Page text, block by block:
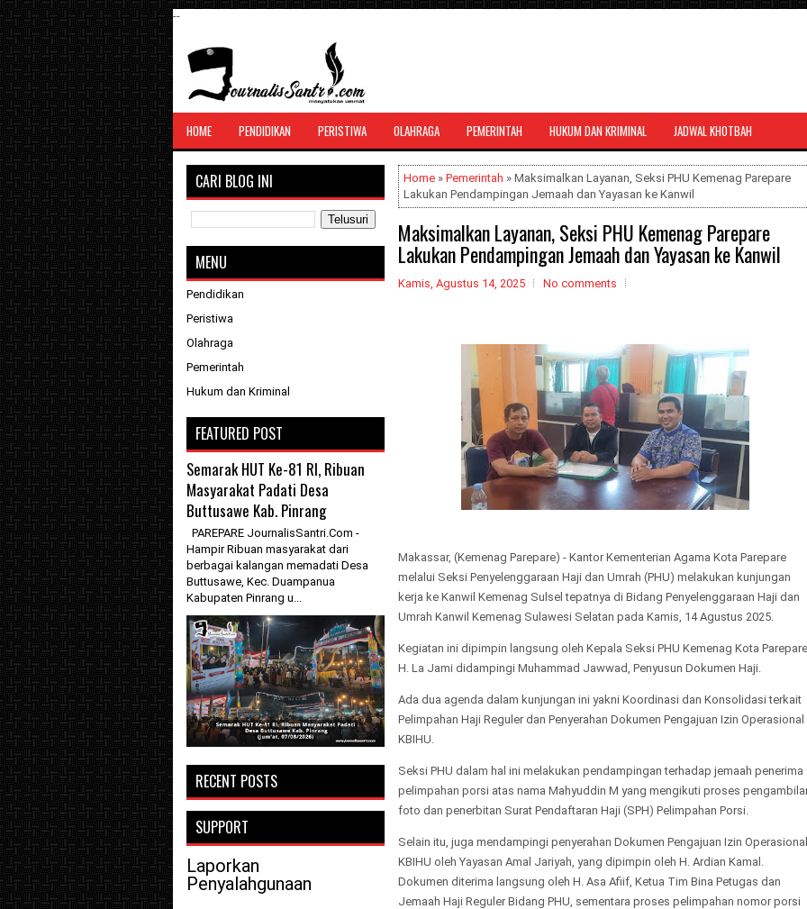
--
SANTRI JURNALIS
Menghimpun seluruh berita, tulisan, jurnal bernuansa agama yang dapat
HOME PENDIDIKAN PERISTIWA OLAHRAGA PEMERINTAH HUKUM DAN KRIMINAL JADWAL KHOTBAH
Home » Pemerintah » Maksimalkan Layanan, Seksi PHU Kemenag Parepare
Lakukan Pendampingan Jemaah dan Yayasan ke Kanwil
Maksimalkan Layanan, Seksi PHU Kemenag Parepare
Lakukan Pendampingan Jemaah dan Yayasan ke Kanwil
Kamis, Agustus 14, 2025 No comments
Makassar, (Kemenag Parepare) - Kantor Kementerian Agama Kota Parepare
melalui Seksi Penyelenggaraan Haji dan Umrah (PHU) melakukan kunjungan
kerja ke Kanwil Kemenag Sulsel tepatnya di Bidang Penyelenggaraan Haji dan
Umrah Kanwil Kemenag Sulawesi Selatan pada Kamis, 14 Agustus 2025.
Kegiatan ini dipimpin langsung oleh Kepala Seksi PHU Kemenag Kota
H. La Jami didampingi Muhammad Jawwad, Penyusun Dokumen Haji.
Ada dua agenda dalam kunjungan ini yakni Koordinasi dan Konsolidasi terkait
Pelimpahan Haji Reguler dan Penyerahan Dokumen Pengajuan Izin Operasional
KBIHU.
Seksi PHU dalam hal ini melakukan pendampingan terhadap jemaah penerima
pelimpahan porsi atas nama Mahyuddin M yang mengikuti proses
foto dan penerbitan Surat Pendaftaran Haji (SPH) Pelimpahan Porsi.
Selain itu, juga mendampingi penyerahan Dokumen Pengajuan Izin Operasional
KBIHU oleh Yayasan Amal Jariyah, yang dipimpin oleh H. Ardian Kamal.
Dokumen diterima langsung oleh H. Asa Afiif, Ketua Tim Bina Petugas dan
Jemaah Haji Reguler Bidang PHU, sementara proses pelimpahan nomor porsi
CARI BLOG INI
MENU
Pendidikan
Peristiwa
Olahraga
Pemerintah
Hukum dan Kriminal
FEATURED POST
Semarak HUT Ke-81 RI, Ribuan
Masyarakat Padati Desa
Buttusawe Kab. Pinrang
PAREPARE JournalisSantri.Com -
Hampir Ribuan masyarakat dari
berbagai kalangan memadati Desa
Buttusawe, Kec. Duampanua
Kabupaten Pinrang u...
RECENT POSTS
SUPPORT
Laporkan
Penyalahgunaan